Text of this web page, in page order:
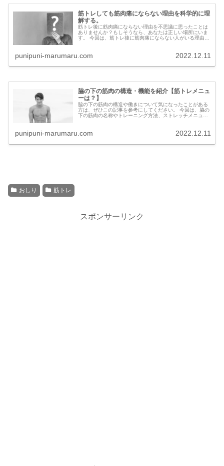
筋トレしても筋肉痛にならない理由を科学的に理
解する。
筋トレ後に筋肉痛にならない理由を不思議に思ったことは
ありませんか？もしそうなら、あなたは正しい場所にいま
す。 今回は、筋トレ後に筋肉痛にならない人がいる理由
punipuni-marumaru.com 2022.12.11
脇の下の筋肉の構造・機能を紹介【筋トレメニュ
ーは？】
脇の下の筋肉の構造や働きについて気になったことがある
方は、ぜひこの記事を参考にしてください。 今回は、脇の
下の筋肉の名称やトレーニング方法、ストレッチメニュー
punipuni-marumaru.com 2022.12.11
おしり 筋トレ
スポンサーリンク